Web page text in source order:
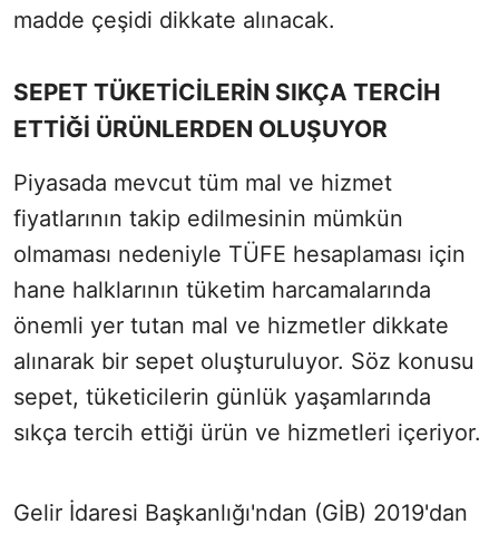
madde çeşidi dikkate alınacak.
SEPET TÜKETİCİLERİN SIKÇA TERCİH
ETTİĞİ ÜRÜNLERDEN OLUŞUYOR
Piyasada mevcut tüm mal ve hizmet
fiyatlarının takip edilmesinin mümkün
olmaması nedeniyle TÜFE hesaplaması için
hane halklarının tüketim harcamalarında
önemli yer tutan mal ve hizmetler dikkate
alınarak bir sepet oluşturuluyor. Söz konusu
sepet, tüketicilerin günlük yaşamlarında
sıkça tercih ettiği ürün ve hizmetleri içeriyor.
Gelir İdaresi Başkanlığı'ndan (GİB) 2019'dan